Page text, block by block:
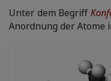
Unter dem Begriff
Anordnung der Atome